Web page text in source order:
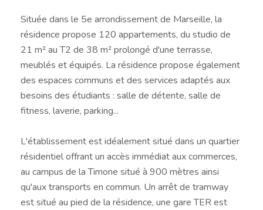
Située dans le 5e arrondissement de Marseille, la
résidence propose 120 appartements, du studio de
21 m² au T2 de 38 m² prolongé d'une terrasse,
meublés et équipés. La résidence propose également
des espaces communs et des services adaptés aux
besoins des étudiants : salle de détente, salle de
fitness, laverie, parking...
L'établissement est idéalement situé dans un quartier
résidentiel offrant un accès immédiat aux commerces,
au campus de la Timone situé à 900 mètres ainsi
qu'aux transports en commun. Un arrêt de tramway
est situé au pied de la résidence, une gare TER est